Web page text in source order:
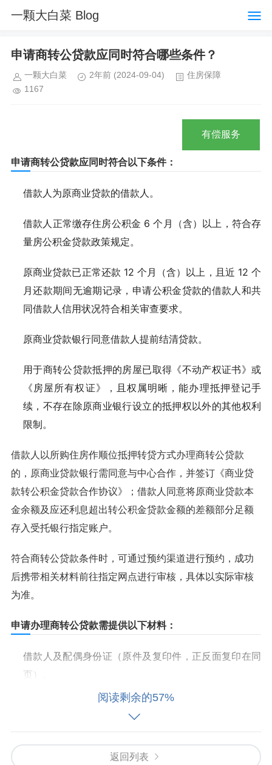
一颗大白菜 Blog
申请商转公贷款应同时符合哪些条件？
一颗大白菜 2年前 (2024-09-04)
住房保障
1167
有偿服务
申请商转公贷款应同时符合以下条件：
借款人为原商业贷款的借款人。
借款人正常缴存住房公积金 6 个月（含）以上，符合存
量房公积金贷款政策规定。
原商业贷款已正常还款 12 个月（含）以上，且近 12 个
月还款期间无逾期记录，申请公积金贷款的借款人和共
同借款人信用状况符合相关审查要求。
原商业贷款银行同意借款人提前结清贷款。
用于商转公贷款抵押的房屋已取得《不动产权证书》或
《房屋所有权证》，且权属明晰，能办理抵押登记手
续，不存在除原商业银行设立的抵押权以外的其他权利
限制。
借款人以所购住房作顺位抵押转贷方式办理商转公贷款
的，原商业贷款银行需同意与中心合作，并签订《商业贷
款转公积金贷款合作协议》；借款人同意将原商业贷款本
金余额及应还利息超出转公积金贷款金额的差额部分足额
存入受托银行指定账户。
符合商转公贷款条件时，可通过预约渠道进行预约，成功
后携带相关材料前往指定网点进行审核，具体以实际审核
为准。
申请办理商转公贷款需提供以下材料：
借款人及配偶身份证（原件及复印件，正反面复印在同
页）。
借款人及配偶户口簿（原件及复印件，户口簿公安机关
盖章页、户主页、本人页、配偶页）。
婚姻证明（结婚证或离婚证原件及复印件，婚姻状态为
阅读剩余的57%
返回列表